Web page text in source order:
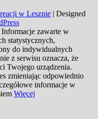
w Lesznie | Designed
zawarte w
statystycznych,
do indywidualnych
z serwisu oznacza, że
Twojego urządzenia.
zmieniając odpowiednio
informacje w
Więcej